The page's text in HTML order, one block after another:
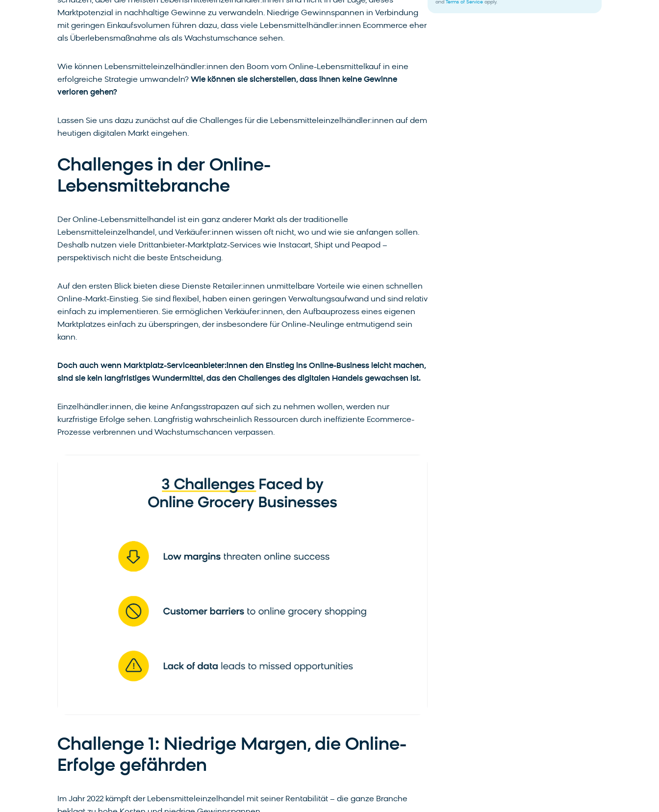
Marktpotenzial in nachhaltige Gewinne zu verwandeln. Niedrige Gewinnspannen in Verbindung
mit geringen Einkaufsvolumen führen dazu, dass viele Lebensmittelhändler:innen Ecommerce eher
als Überlebensmaßnahme als als Wachstumschance sehen.
Wie können Lebensmitteleinzelhändler:innen den Boom vom Online-Lebensmittelkauf in eine
erfolgreiche Strategie umwandeln? Wie können sie sicherstellen, dass ihnen keine Gewinne
verloren gehen?
Lassen Sie uns dazu zunächst auf die Challenges für die Lebensmitteleinzelhändler:innen auf dem
heutigen digitalen Markt eingehen.
Challenges in der Online-
Lebensmittebranche
Der Online-Lebensmittelhandel ist ein ganz anderer Markt als der traditionelle
Lebensmitteleinzelhandel, und Verkäufer:innen wissen oft nicht, wo und wie sie anfangen sollen.
Deshalb nutzen viele Drittanbieter-Marktplatz-Services wie Instacart, Shipt und Peapod –
perspektivisch nicht die beste Entscheidung.
Auf den ersten Blick bieten diese Dienste Retailer:innen unmittelbare Vorteile wie einen schnellen
Online-Markt-Einstieg. Sie sind flexibel, haben einen geringen Verwaltungsaufwand und sind relativ
einfach zu implementieren. Sie ermöglichen Verkäufer:innen, den Aufbauprozess eines eigenen
Marktplatzes einfach zu überspringen, der insbesondere für Online-Neulinge entmutigend sein
kann.
Doch auch wenn Marktplatz-Serviceanbieter:innen den Einstieg ins Online-Business leicht machen,
sind sie kein langfristiges Wundermittel, das den Challenges des digitalen Handels gewachsen ist.
Einzelhändler:innen, die keine Anfangsstrapazen auf sich zu nehmen wollen, werden nur
kurzfristige Erfolge sehen. Langfristig wahrscheinlich Ressourcen durch ineffiziente Ecommerce-
Prozesse verbrennen und Wachstumschancen verpassen.
Challenge 1: Niedrige Margen, die Online-
Erfolge gefährden
Im Jahr 2022 kämpft der Lebensmitteleinzelhandel mit seiner Rentabilität – die ganze Branche
and Terms of Service apply.